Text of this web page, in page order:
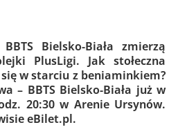
Bielsko-Biała zmierzą
PlusLigi. Jak stołeczna
w starciu z beniaminkiem?
– BBTS Bielsko-Biała już w
20:30 w Arenie Ursynów.
eBilet.pl.